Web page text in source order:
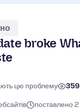
broke
цю проблему 359
поставлено